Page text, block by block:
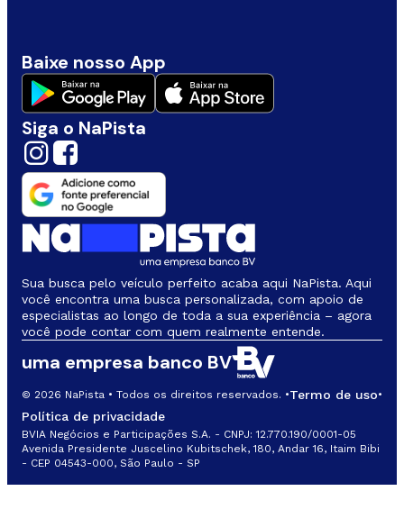
Baixe nosso App
Siga o NaPista
Sua busca pelo veículo perfeito acaba aqui NaPista. Aqui
você encontra uma busca personalizada, com apoio de
especialistas ao longo de toda a sua experiência – agora
você pode contar com quem realmente entende.
© 2026 NaPista • Todos os direitos reservados. •Termo de uso•
Política de privacidade
BVIA Negócios e Participações S.A. - CNPJ: 12.770.190/0001-05
Avenida Presidente Juscelino Kubitschek, 180, Andar 16, Itaim Bibi
- CEP 04543-000, São Paulo - SP
uma empresa banco BV